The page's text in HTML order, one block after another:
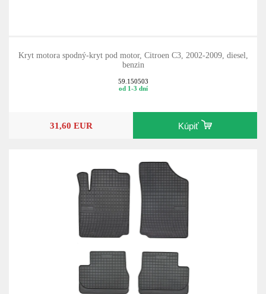
Kryt motora spodný-kryt pod motor, Citroen C3, 2002-2009, diesel,
benzin
59.150503
od 1-3 dní
31,60 EUR Kúpiť